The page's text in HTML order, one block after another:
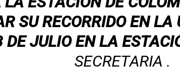
SU RECORRIDO EN
DE JULIO EN LA
SECRETARIA .